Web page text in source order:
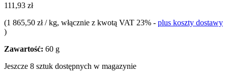
111,93 zł
(1 865,50 zł / kg, włącznie z kwotą VAT 23% - plus koszty dostawy
)
Zawartość: 60 g
Jeszcze 8 sztuk dostępnych w magazynie